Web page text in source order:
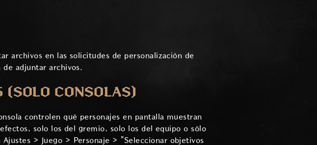
archivos en las solicitudes de personalización de
de adjuntar archivos.
(SOLO CONSOLAS)
controlen qué personajes en pantalla muestran
solo los del gremio, solo los del equipo o sólo
> Juego > Personaje > "Seleccionar objetivos